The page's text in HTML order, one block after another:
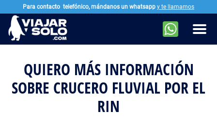
Ir al contenido principal
QUIERO MÁS INFORMACIÓN
SOBRE CRUCERO FLUVIAL POR EL
RIN
Para contacto telefónico, mándanos un whatsapp y te llamamos